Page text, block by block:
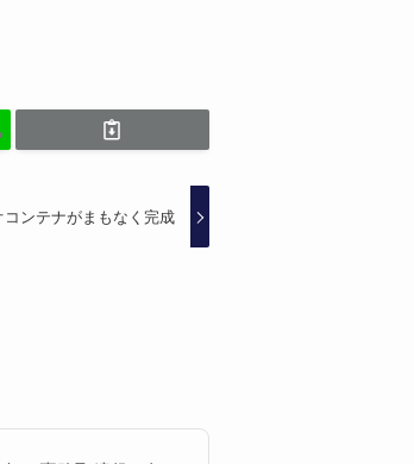
コンテナがまもなく完成